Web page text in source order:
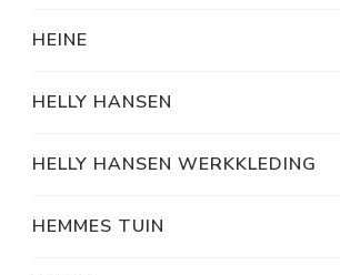
HEINE
HELLY HANSEN
HELLY HANSEN WERKKLEDING
HEMMES TUIN